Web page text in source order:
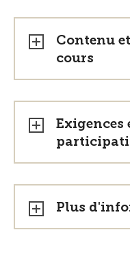
Contenu
cours
Plus